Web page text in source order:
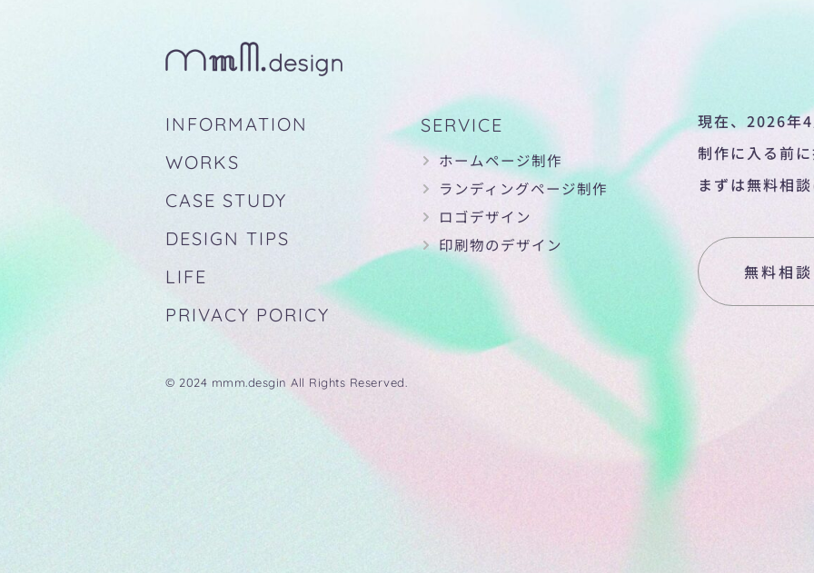
INFORMATION
WORKS
CASE STUDY
DESIGN TIPS
LIFE
PRIVACY PORICY
SERVICE
ホームページ制作
ランディングページ制作
ロゴデザイン
印刷物のデザイン
現在、2026年4
制作に入る前
まずは無料相
無料相
© 2024 mmm.desgin All Rights Reserved.